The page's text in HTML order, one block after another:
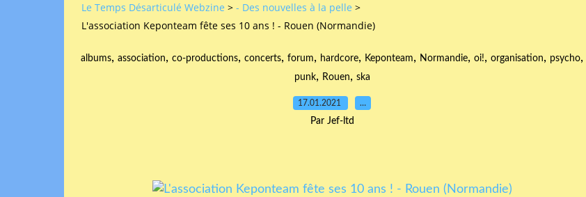
Le Temps Désarticulé Webzine > - Des nouvelles à la pelle >
L'association Keponteam fête ses 10 ans ! - Rouen (Normandie)
albums, association, co-productions, concerts, forum, hardcore, Keponteam, Normandie, oi!, organisation, psycho,
punk, Rouen, ska
17.01.2021 …
Par Jef-ltd